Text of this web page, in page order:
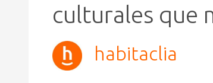
culturales que
habitaclia